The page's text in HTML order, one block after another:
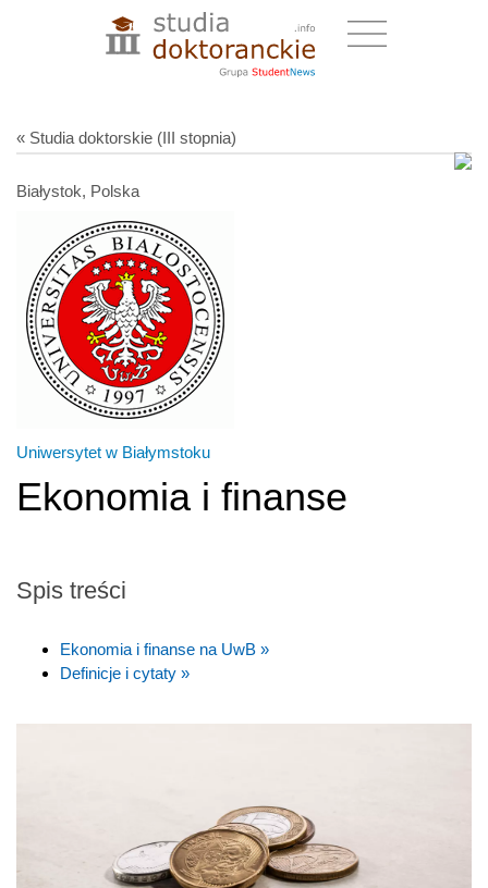
« Studia doktorskie (III stopnia)
Białystok, Polska
Uniwersytet w Białymstoku
Ekonomia i finanse
Spis treści
Ekonomia i finanse na UwB »
Definicje i cytaty »